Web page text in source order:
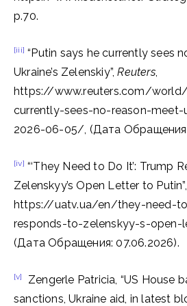
p.70.
[iii] “Putin says he currently sees
Ukraine’s Zelenskiy”,Reuters,
https://www.reuters.com/
currently-sees-no-reason-meet-
2026-06-05/, (Дата
[iv] “‘They Need to Do It’: Trump
Zelenskyy’s Open Letter to Putin”,
https://uatv.ua/en/they-need-
responds-to-zelenskyy-s-
(Дата Обращения: 07.06.2026).
[v]
Zengerle Patricia, “US House
sanctions, Ukraine aid, in latest